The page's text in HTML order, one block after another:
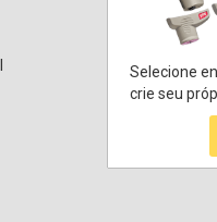
Selecione
crie seu